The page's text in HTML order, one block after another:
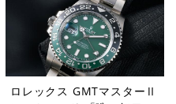
ロレックス GMTマスターⅡ